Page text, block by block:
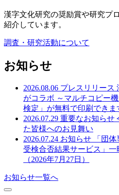
漢字文化研究の奨励賞や研究プ
紹介しています。
調査・研究活動について
お知らせ
2026.08.06 プレスリリース
がコラボ ～マルチコピー
検定」が無料で印刷できま
2026.07.29 重要なお知らせ
た皆様へのお見舞い
2026.07.24 お知らせ
「団
受検合否結果サービス」
（2026年7月27日）
お知らせ一覧へ